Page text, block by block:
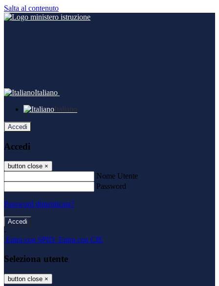
Salta al contenuto
Italiano
Italiano
Accedi
Accedi
button close ×
Nome Utente
Password
Password dimenticata?
-
Entra con SPID Entra con CIE
Seleziona utente
button close ×